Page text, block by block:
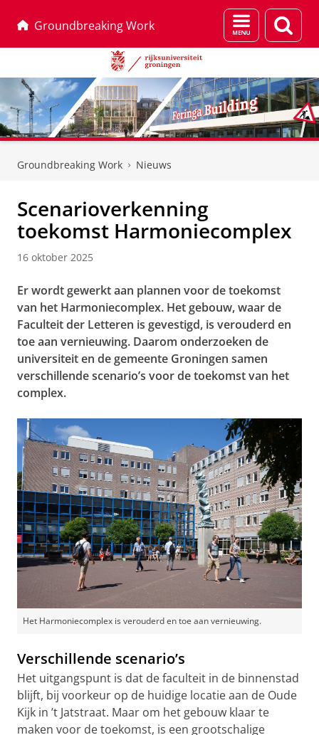
Groundbreaking Work
Menu
en
Groundbreaking Work Nieuws
Scenarioverkenning
toekomst Harmoniecomplex
16 oktober 2025
Er wordt gewerkt aan plannen voor de toekomst
van het Harmoniecomplex. Het gebouw, waar de
Faculteit der Letteren is gevestigd, is verouderd en
toe aan vernieuwing. Daarom onderzoeken de
universiteit en de gemeente Groningen samen
verschillende scenario’s voor de toekomst van het
complex.
Het Harmoniecomplex is verouderd en toe aan vernieuwing.
Verschillende scenario’s
Het uitgangspunt is dat de faculteit in de binnenstad
blijft, bij voorkeur op de huidige locatie aan de Oude
Kijk in ’t Jatstraat. Maar om het gebouw klaar te
maken voor de toekomst, is een grootschalige